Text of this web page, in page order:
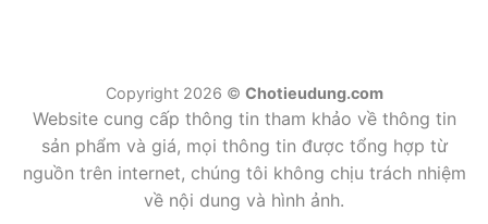
Tránh hướng tia laser vào mắt người để đảm
bảo an toàn.
Giữ máy khô ráo, không sử dụng trong môi
Copyright 2026 © Chotieudung.com
Website cung cấp thông tin tham khảo về thông tin
sản phẩm và giá, mọi thông tin được tổng hợp từ
nguồn trên internet, chúng tôi không chịu trách nhiệm
về nội dung và hình ảnh.